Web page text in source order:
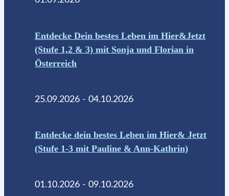
Entdecke Dein bestes Leben im Hier&Jetzt
(Stufe 1,2 & 3) mit Sonja und Florian in
Österreich
25.09.2026 - 04.10.2026
Entdecke dein bestes Leben im Hier& Jetzt
(Stufe 1-3 mit Pauline & Ann-Kathrin)
01.10.2026 - 09.10.2026